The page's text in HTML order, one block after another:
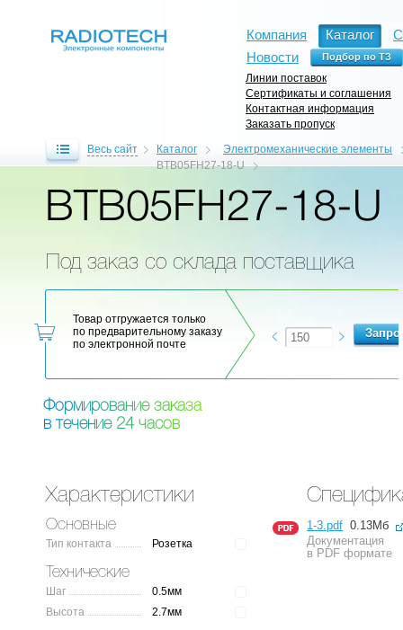
Компания Каталог
Новости
Линии поставок
Сертификаты и соглашения
Контактная информация
Заказать пропуск
Весь сайт Каталог
Электромеханические элементы
BTB05FH27-18-U
BTB05FH27-18-U
Под заказ со склада поставщика
Товар отгружается только
по предварительному заказу
по электронной почте
Формирование заказа
в течение 24 часов
Характеристики
Основные
Тип контакта Розетка
Технические
Шаг
0.5мм
Высота
2.7мм
1-3.pdf 0.13Мб
Документация
в PDF формате